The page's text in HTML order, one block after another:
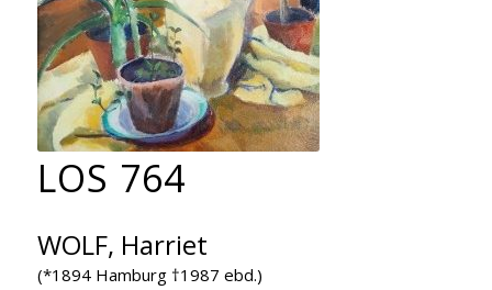
LOS 764
WOLF, Harriet
(*1894 Hamburg †1987 ebd.)